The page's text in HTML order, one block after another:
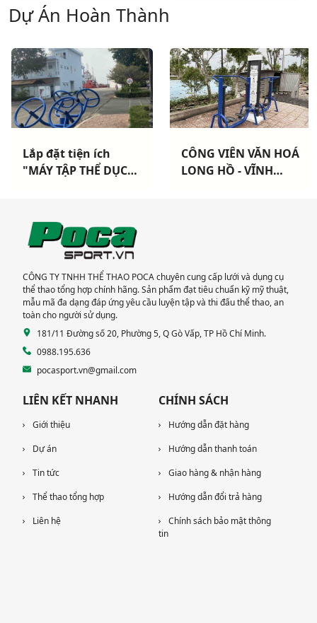
Dự Án Hoàn Thành
Lắp đặt tiện ích
"MÁY TẬP THỂ DỤC
TP Vũng Tàu
CÔNG VIÊN VĂN HOÁ
LONG HỒ - VĨNH
CÔNG TY TNHH THỂ THAO POCA chuyên cung cấp lưới và dụng cụ
thể thao tổng hợp chính hãng. Sản phẩm đạt tiêu chuẩn kỹ mỹ thuật,
mẫu mã đa dạng đáp ứng yêu cầu luyện tập và thi đấu thể thao, an
toàn cho người sử dụng.
181/11 Đường số 20, Phường 5, Q Gò Vấp, TP Hồ Chí Minh.
0988.195.636
pocasport.vn@gmail.com
LIÊN KẾT NHANH
Giới thiệu
Dự án
Tin tức
Thể thao tổng hợp
Liên hệ
CHÍNH SÁCH
Hướng dẫn đặt hàng
Hướng dẫn thanh toán
Giao hàng & nhận hàng
Hướng dẫn đổi trả hàng
Chính sách bảo mật thông
tin